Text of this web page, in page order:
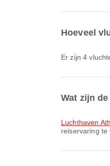
Hoeveel
Er zijn 4
Wat zijn
Luchthaven
reiservaring te